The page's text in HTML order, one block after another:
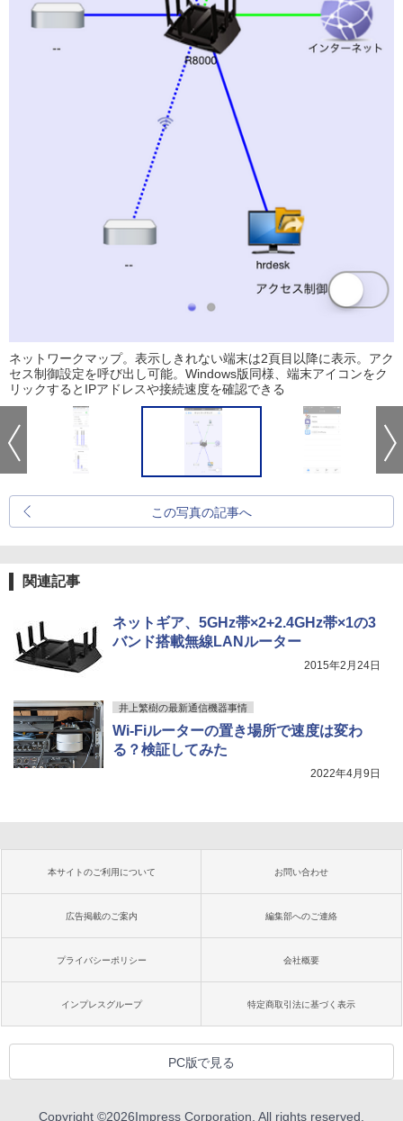
ネットワークマップ。表示しきれない端末は2頁目以降に表示。アク
セス制御設定を呼び出し可能。Windows版同様、端末アイコンをク
リックするとIPアドレスや接続速度を確認できる
この写真の記事へ
関連記事
ネットギア、5GHz帯×2+2.4GHz帯×1の3
バンド搭載無線LANルーター
2015年2月24日
井上繁樹の最新通信機器事情
Wi-Fiルーターの置き場所で速度は変わ
る？検証してみた
2022年4月9日
本サイトのご利用について お問い合わせ
広告掲載のご案内 編集部へのご連絡
プライバシーポリシー 会社概要
インプレスグループ 特定商取引法に基づく表示
PC版で見る
Copyright ©2026Impress Corporation. All rights reserved.